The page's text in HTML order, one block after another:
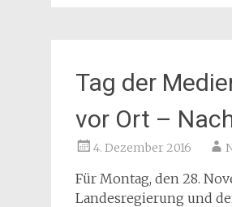
Tag der
vor Ort –
4. Dezember 2016
Für Montag, den 28.
Landesregierung und